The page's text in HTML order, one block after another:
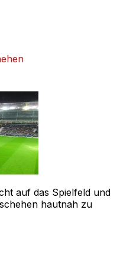
auf das Spielfeld und
hautnah zu